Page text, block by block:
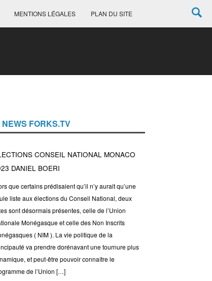
MENTIONS LÉGALES PLAN DU SITE
NEWS FORKS.TV
CONSEIL NATIONAL MONACO
DANIEL BOERI
que certains prédisaient qu’il n’y aurait qu’une
liste aux élections du Conseil National, deux
sont désormais présentes, celle de l’Union
Monégasque et celle des Non Inscrits
( NIM ). La vie politique de la
va prendre dorénavant une tournure plus
et peut-être pouvoir connaître le
de l’Union […]